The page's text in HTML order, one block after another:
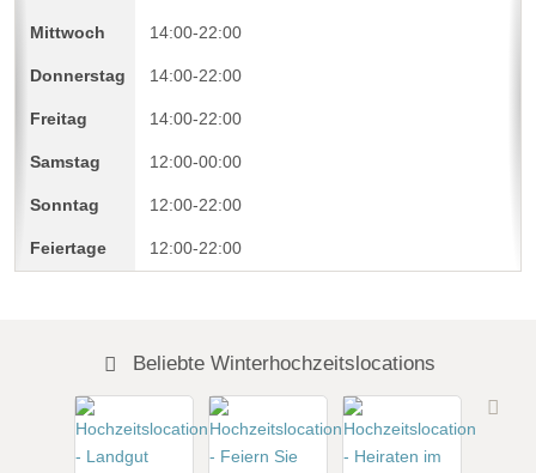
14:00-22:00
14:00-22:00
14:00-22:00
12:00-00:00
12:00-22:00
12:00-22:00
Beliebte Winterhochzeitslocations